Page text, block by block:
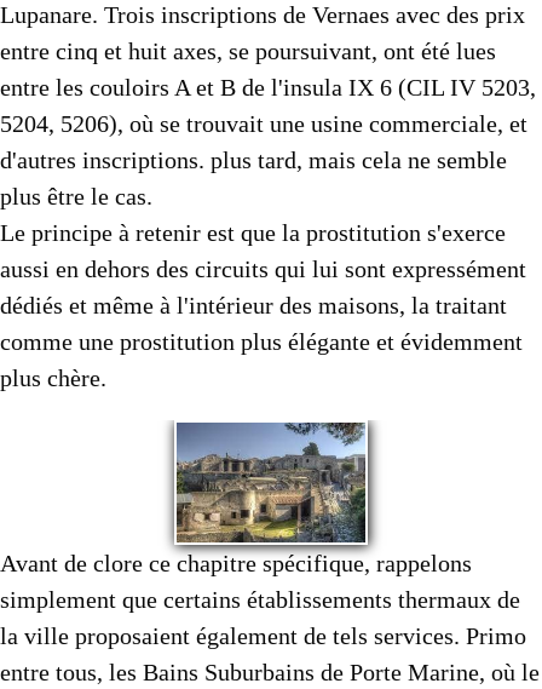
Lupanare. Trois inscriptions de Vernaes avec des prix
entre cinq et huit axes, se poursuivant, ont été lues
entre les couloirs A et B de l'insula IX 6 (CIL IV 5203,
5204, 5206), où se trouvait une usine commerciale, et
d'autres inscriptions. plus tard, mais cela ne semble
plus être le cas.
Le principe à retenir est que la prostitution s'exerce
aussi en dehors des circuits qui lui sont expressément
dédiés et même à l'intérieur des maisons, la traitant
comme une prostitution plus élégante et évidemment
plus chère.
Avant de clore ce chapitre spécifique, rappelons
simplement que certains établissements thermaux de
la ville proposaient également de tels services. Primo
entre tous, les Bains Suburbains de Porte Marine, où le